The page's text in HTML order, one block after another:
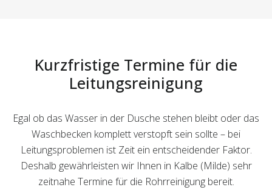
Kurzfristige Termine für die
Leitungsreinigung
Egal ob das Wasser in der Dusche stehen bleibt oder das
Waschbecken komplett verstopft sein sollte – bei
Leitungsproblemen ist Zeit ein entscheidender Faktor.
Deshalb gewährleisten wir Ihnen in Kalbe (Milde) sehr
zeitnahe Termine für die Rohrreinigung bereit.